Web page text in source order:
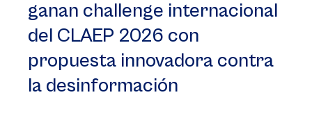
ganan challenge internacional
del CLAEP 2026 con
propuesta innovadora contra
la desinformación